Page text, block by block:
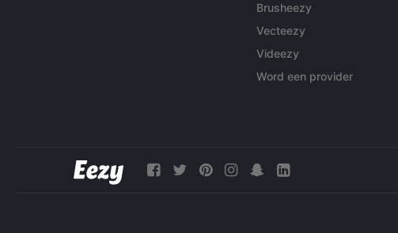
Brusheezy
Vecteezy
Videezy
Word een provider